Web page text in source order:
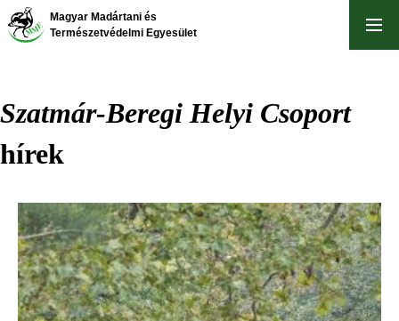
Ugrás
Magyar Madártani és
Természetvédelmi Egyesület
Szatmár-Beregi Helyi Csoport
hírek